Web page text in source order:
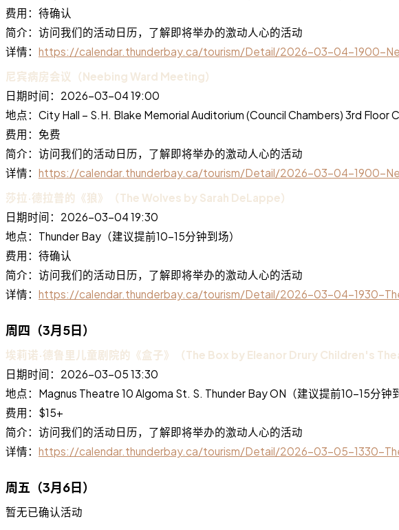
费用：待确认
简介：访问我们的活动日历，了解即将举办的激动人心的活动
详情： https://calendar.thunderbay.ca/tourism/Detail/2026-03-04-1900-
尼宾病房会议（Neebing Ward Meeting）
日期时间：2026-03-04 19:00
地点：City Hall – S.H. Blake Memorial Auditorium (Council Chambers) 3rd
费用：免费
简介：访问我们的活动日历，了解即将举办的激动人心的活动
详情： https://calendar.thunderbay.ca/tourism/Detail/2026-03-04-1900-
莎拉·德拉普的《狼》（The Wolves by Sarah DeLappe）
日期时间：2026-03-04 19:30
地点：Thunder Bay（建议提前10-15分钟到场）
费用：待确认
简介：访问我们的活动日历，了解即将举办的激动人心的活动
详情： https://calendar.thunderbay.ca/tourism/Detail/2026-03-04-1930-
周四（3月5日）
埃莉诺·德鲁里儿童剧院的《盒子》（The Box by Eleanor Drury Children's
日期时间：2026-03-05 13:30
地点：Magnus Theatre 10 Algoma St. S. Thunder Bay ON（建议提前10-15分钟
费用：$15+
简介：访问我们的活动日历，了解即将举办的激动人心的活动
详情： https://calendar.thunderbay.ca/tourism/Detail/2026-03-05-1330-
周五（3月6日）
暂无已确认活动